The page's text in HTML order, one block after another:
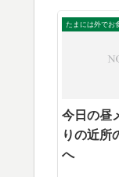
たまには外でお
今日の昼
りの近所
へ